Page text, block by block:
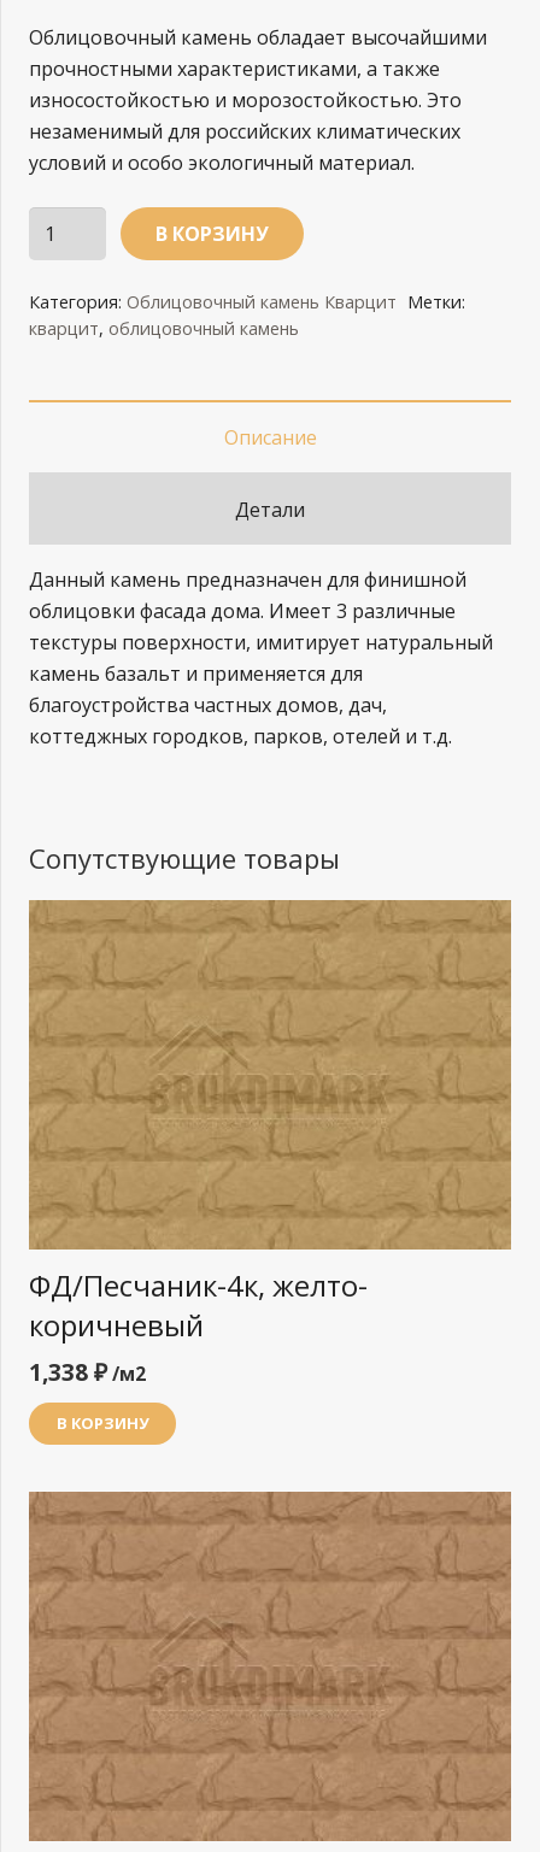
Облицовочный камень обладает высочайшими
прочностными характеристиками, а также
износостойкостью и морозостойкостью. Это
незаменимый для российских климатических
условий и особо экологичный материал.
Количество
ФД/
темно-
коричневый
В КОРЗИНУ
Категория: Облицовочный камень Кварцит Метки:
кварцит, облицовочный камень
Описание
Детали
Данный камень предназначен для финишной
облицовки фасада дома. Имеет 3 различные
текстуры поверхности, имитирует натуральный
камень базальт и применяется для
благоустройства частных домов, дач,
коттеджных городков, парков, отелей и т.д.
Сопутствующие товары
ФД/Песчаник-4к, желто-
коричневый
1,338₽/м2
В КОРЗИНУ